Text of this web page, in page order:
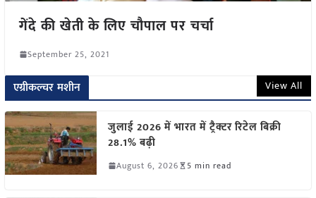
गेंदे की खेती के लिए चौपाल पर चर्चा
September 25, 2021
एग्रीकल्चर मशीन View All
जुलाई 2026 में भारत में ट्रैक्टर रिटेल बिक्री
28.1% बढ़ी
August 6, 2026 5 min read